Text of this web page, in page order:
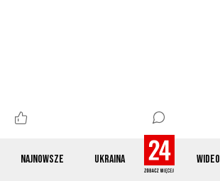
Najnowsze Ukraina Wideo